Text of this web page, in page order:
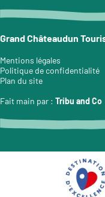
Grand Châteaudun
Mentions légales
Politique de confidentialité
Plan du site
Fait main par : Tribu and Co